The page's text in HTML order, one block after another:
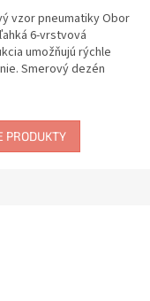
vzor pneumatiky Obor
6-vrstvová
umožňujú rýchle
Smerový dezén
PRODUKTY